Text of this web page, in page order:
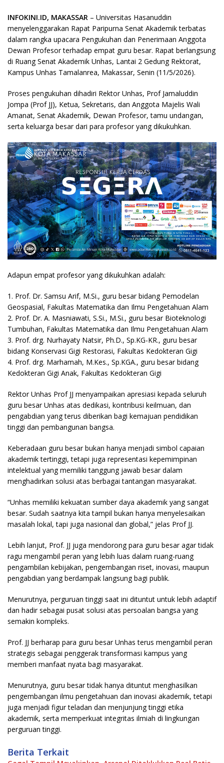
INFOKINI.ID, MAKASSAR – Universitas Hasanuddin
menyelenggarakan Rapat Paripurna Senat Akademik terbatas
dalam rangka upacara Pengukuhan dan Penerimaan Anggota
Dewan Profesor terhadap empat guru besar. Rapat berlangsung
di Ruang Senat Akademik Unhas, Lantai 2 Gedung Rektorat,
Kampus Unhas Tamalanrea, Makassar, Senin (11/5/2026).
Proses pengukuhan dihadiri Rektor Unhas, Prof Jamaluddin
Jompa (Prof JJ), Ketua, Sekretaris, dan Anggota Majelis Wali
Amanat, Senat Akademik, Dewan Profesor, tamu undangan,
serta keluarga besar dari para profesor yang dikukuhkan.
Adapun empat profesor yang dikukuhkan adalah:
1. Prof. Dr. Samsu Arif, M.Si., guru besar bidang Pemodelan
Geospasial, Fakultas Matematika dan Ilmu Pengetahuan Alam
2. Prof. Dr. A. Masniawati, S.Si., M.Si., guru besar Bioteknologi
Tumbuhan, Fakultas Matematika dan Ilmu Pengetahuan Alam
3. Prof. drg. Nurhayaty Natsir, Ph.D., Sp.KG-KR., guru besar
bidang Konservasi Gigi Restorasi, Fakultas Kedokteran Gigi
4. Prof. drg. Marhamah, M.Kes., Sp.KGA., guru besar bidang
Kedokteran Gigi Anak, Fakultas Kedokteran Gigi
Rektor Unhas Prof JJ menyampaikan apresiasi kepada seluruh
guru besar Unhas atas dedikasi, kontribusi keilmuan, dan
pengabdian yang terus diberikan bagi kemajuan pendidikan
tinggi dan pembangunan bangsa.
Keberadaan guru besar bukan hanya menjadi simbol capaian
akademik tertinggi, tetapi juga representasi kepemimpinan
intelektual yang memiliki tanggung jawab besar dalam
menghadirkan solusi atas berbagai tantangan masyarakat.
“Unhas memiliki kekuatan sumber daya akademik yang sangat
besar. Sudah saatnya kita tampil bukan hanya menyelesaikan
masalah lokal, tapi juga nasional dan global,” jelas Prof JJ.
Lebih lanjut, Prof. JJ juga mendorong para guru besar agar tidak
ragu mengambil peran yang lebih luas dalam ruang-ruang
pengambilan kebijakan, pengembangan riset, inovasi, maupun
pengabdian yang berdampak langsung bagi publik.
Menurutnya, perguruan tinggi saat ini dituntut untuk lebih adaptif
dan hadir sebagai pusat solusi atas persoalan bangsa yang
semakin kompleks.
Prof. JJ berharap para guru besar Unhas terus mengambil peran
strategis sebagai penggerak transformasi kampus yang
memberi manfaat nyata bagi masyarakat.
Menurutnya, guru besar tidak hanya dituntut menghasilkan
pengembangan ilmu pengetahuan dan inovasi akademik, tetapi
juga menjadi figur teladan dan menjunjung tinggi etika
akademik, serta memperkuat integritas ilmiah di lingkungan
perguruan tinggi.
Berita Terkait